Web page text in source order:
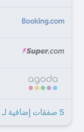
5 صفقات إضافية لـ ذا بيفريدج بارك هوتل